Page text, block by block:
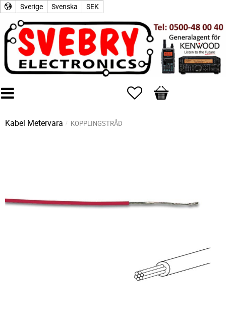
Sverige Svenska SEK
Favoriter
Kundvagn
Kabel Metervara KOPPLINGSTRÅD